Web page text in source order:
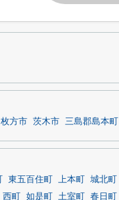
枚方市 茨木市 三島郡島本町
東五百住町 上本町 城北町
西町 如是町 土室町 春日町